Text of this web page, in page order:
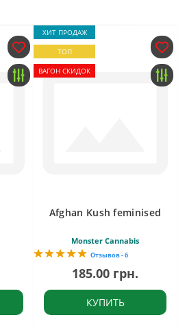
ХИТ ПРОДАЖ
ТОП
ВАГОН СКИДОК
Afghan Kush feminised
Monster Cannabis
Отзывов - 6
185.00 грн.
КУПИТЬ